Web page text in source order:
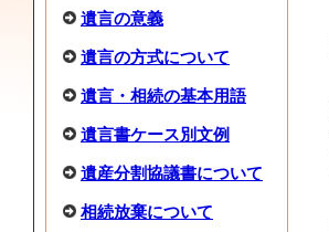
遺言の意義
遺言の方式について
遺言・相続の基本用語
遺言書ケース別文例
遺産分割協議書について
相続放棄について